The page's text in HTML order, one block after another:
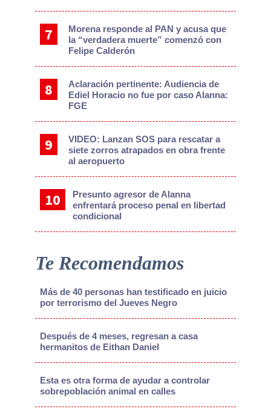
Morena responde al PAN y acusa que
la “verdadera muerte” comenzó con
Felipe Calderón
Aclaración pertinente: Audiencia de
Ediel Horacio no fue por caso Alanna:
FGE
VIDEO: Lanzan SOS para rescatar a
siete zorros atrapados en obra frente
al aeropuerto
Presunto agresor de Alanna
enfrentará proceso penal en libertad
condicional
Te Recomendamos
Más de 40 personas han testificado en juicio
por terrorismo del Jueves Negro
Después de 4 meses, regresan a casa
hermanitos de Eithan Daniel
Esta es otra forma de ayudar a controlar
sobrepoblación animal en calles